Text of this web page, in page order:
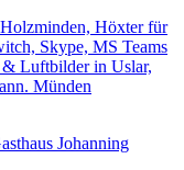
Höxter für
Skype, MS Teams
Luftbilder in Uslar,
Münden
Johanning